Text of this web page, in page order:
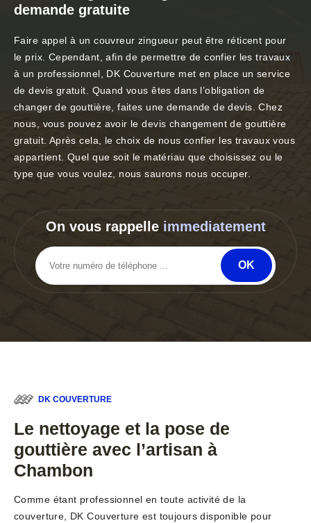
demande gratuite
Faire appel à un couvreur zingueur peut être réticent pour
le prix. Cependant, afin de permettre de confier les travaux
à un professionnel, DK Couverture met en place un service
de devis gratuit. Quand vous êtes dans l’obligation de
changer de gouttière, faites une demande de devis. Chez
nous, vous pouvez avoir le devis changement de gouttière
gratuit. Après cela, le choix de nous confier les travaux vous
appartient. Quel que soit le matériau que choisissez ou le
type que vous voulez, nous saurons nous occuper.
On vous rappelle immediatement
DK COUVERTURE
Le nettoyage et la pose de
gouttière avec l’artisan à
Chambon
Comme étant professionnel en toute activité de la
couverture, DK Couverture est toujours disponible pour